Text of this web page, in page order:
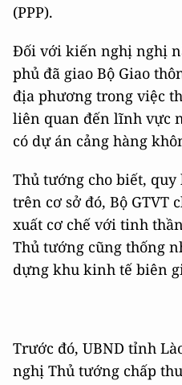
(PPP).
Đối với kiến nghị nghị
phủ đã giao Bộ Giao
địa phương trong việc
liên quan đến lĩnh vực
có dự án cảng hàng
Thủ tướng cho biết, quy
trên cơ sở đó, Bộ GTVT
xuất cơ chế với tinh
Thủ tướng cũng thống
dựng khu kinh tế biên
Trước đó, UBND tỉnh
nghị Thủ tướng chấp